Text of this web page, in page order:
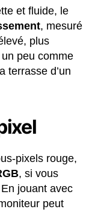
et fluide, le
, mesuré
plus
un peu comme
terrasse d’un
pixels rouge,
, si vous
jouant avec
peut